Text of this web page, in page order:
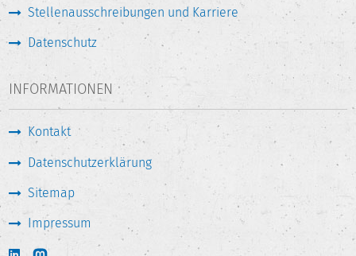
Stellenausschreibungen und Karriere
Datenschutz
INFORMATIONEN
Kontakt
Datenschutzerklärung
Sitemap
Impressum